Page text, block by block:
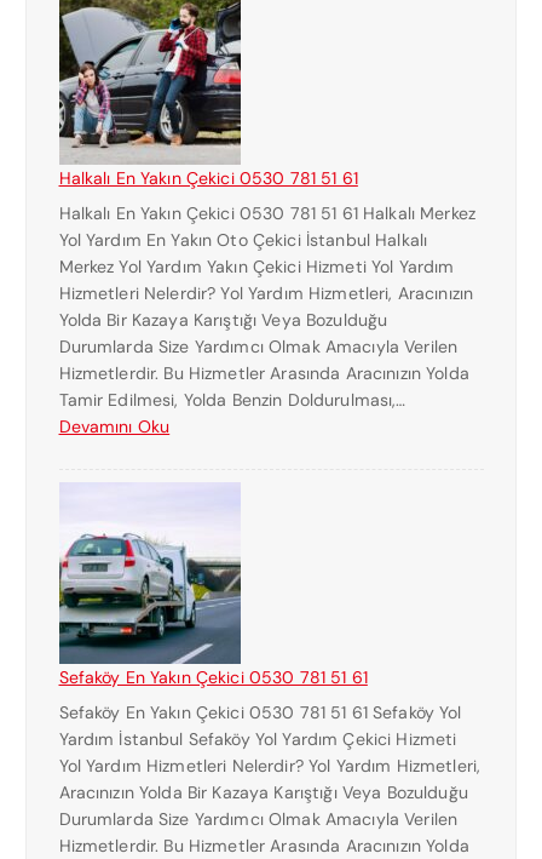
T
A
R
I
C
I
K
I
C
I
N
U
M
A
R
1
1
6
1
Halkalı En Yakın Çekici 0530 781 51 61
Halkalı En Yakın Çekici 0530 781 51 61 Halkalı Merkez
Yol Yardım En Yakın Oto Çekici İstanbul Halkalı
Merkez Yol Yardım Yakın Çekici Hizmeti Yol Yardım
Hizmetleri Nelerdir? Yol Yardım Hizmetleri, Aracınızın
Yolda Bir Kazaya Karıştığı Veya Bozulduğu
Durumlarda Size Yardımcı Olmak Amacıyla Verilen
Hizmetlerdir. Bu Hizmetler Arasında Aracınızın Yolda
Tamir Edilmesi, Yolda Benzin Doldurulması,…
Devamını Oku:
A
L
I
E
N
Y
A
K
I
N
Ç
E
Sefaköy En Yakın Çekici 0530 781 51 61
Sefaköy En Yakın Çekici 0530 781 51 61 Sefaköy Yol
Yardım İstanbul Sefaköy Yol Yardım Çekici Hizmeti
Yol Yardım Hizmetleri Nelerdir? Yol Yardım Hizmetleri,
Aracınızın Yolda Bir Kazaya Karıştığı Veya Bozulduğu
Durumlarda Size Yardımcı Olmak Amacıyla Verilen
Hizmetlerdir. Bu Hizmetler Arasında Aracınızın Yolda